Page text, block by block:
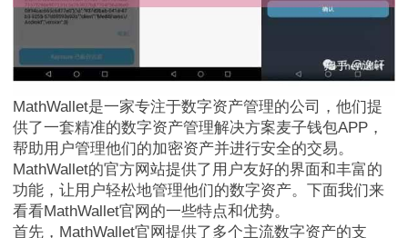
MathWallet是一家专注于数字资产管理的公司，他们提
供了一套精准的数字资产管理解决方案麦子钱包APP，
帮助用户管理他们的加密资产并进行安全的交易。
MathWallet的官方网站提供了用户友好的界面和丰富的
功能，让用户轻松地管理他们的数字资产。下面我们来
看看MathWallet官网的一些特点和优势。
首先，MathWallet官网提供了多个主流数字资产的支